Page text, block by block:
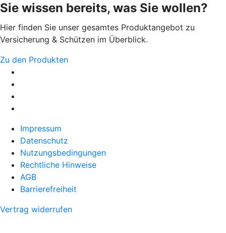
Sie wissen bereits, was Sie wollen?
Hier finden Sie unser gesamtes Produktangebot zu
Versicherung & Schützen im Überblick.
Zu den Produkten
Impressum
Datenschutz
Nutzungsbedingungen
Rechtliche Hinweise
AGB
Barrierefreiheit
Vertrag widerrufen